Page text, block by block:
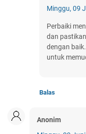
Minggu, 09
Perbaiki
dan
dengan
untuk
Balas
Anonim